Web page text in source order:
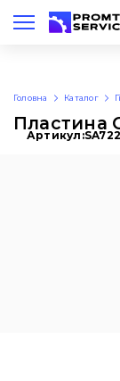
Укр
Головна Каталог
Пластина
Артикул: